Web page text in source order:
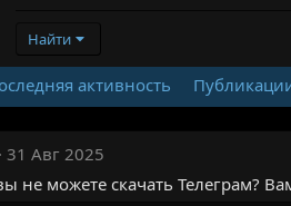
Найти
активность
31 Авг 2025
не можете скачать Телеграм?